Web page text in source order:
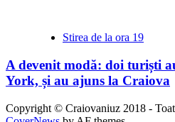
Stirea de la ora 19
A devenit modă: doi turiști
York, și au ajuns la Craiova
Copyright © Craiovaniuz 2018 -